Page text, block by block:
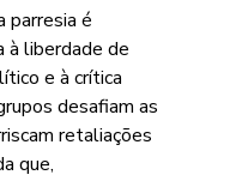
parresia é
à liberdade de
e à crítica
desafiam as
retaliações
que,